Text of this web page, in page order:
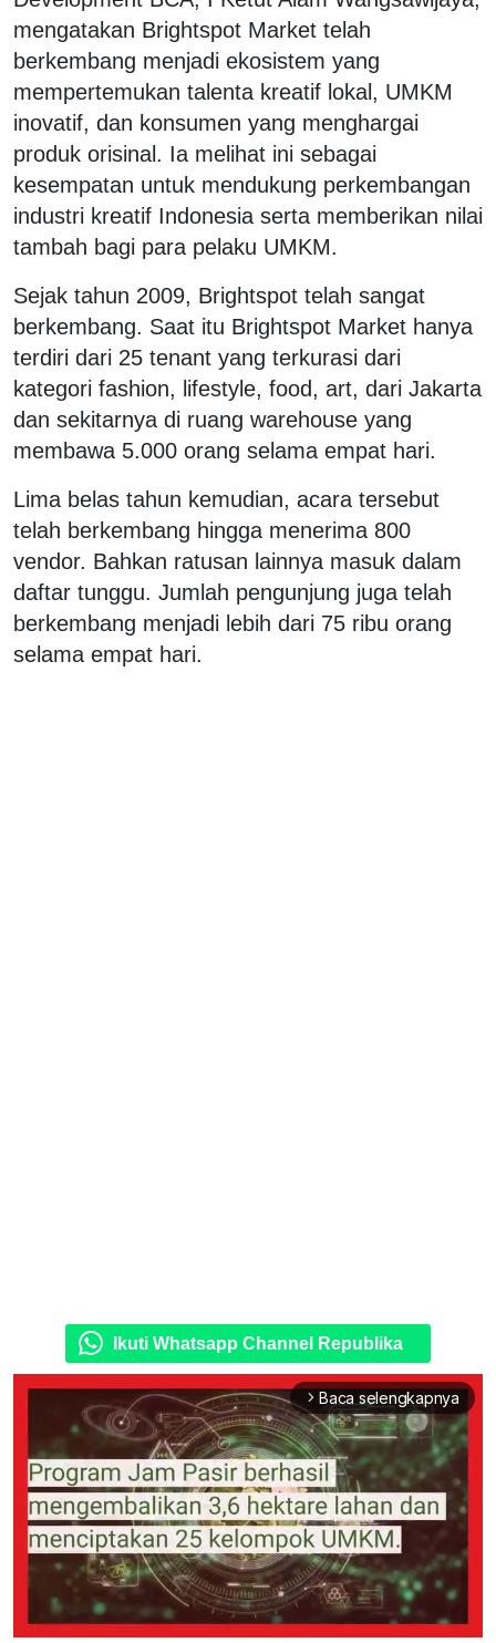
mengatakan Brightspot Market telah
berkembang menjadi ekosistem yang
mempertemukan talenta kreatif lokal, UMKM
inovatif, dan konsumen yang menghargai
produk orisinal. Ia melihat ini sebagai
kesempatan untuk mendukung perkembangan
industri kreatif Indonesia serta memberikan nilai
tambah bagi para pelaku UMKM.
Sejak tahun 2009, Brightspot telah sangat
berkembang. Saat itu Brightspot Market hanya
terdiri dari 25 tenant yang terkurasi dari
kategori fashion, lifestyle, food, art, dari Jakarta
dan sekitarnya di ruang warehouse yang
membawa 5.000 orang selama empat hari.
Lima belas tahun kemudian, acara tersebut
telah berkembang hingga menerima 800
vendor. Bahkan ratusan lainnya masuk dalam
daftar tunggu. Jumlah pengunjung juga telah
berkembang menjadi lebih dari 75 ribu orang
selama empat hari.
Ikuti Whatsapp Channel Republika
arrow_forward_ios Baca selengkapnya